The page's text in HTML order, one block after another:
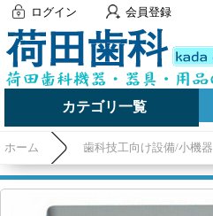
ログイン 会員登録
カテゴリ一覧
ホーム 歯科技工向け設備/小機器